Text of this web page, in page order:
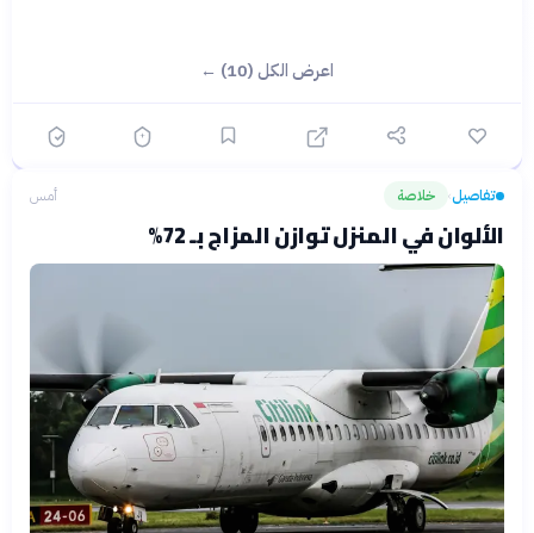
اعرض الكل (10) ←
تفاصيل› خلاصة أمس
الألوان في المنزل توازن المزاج بـ 72%